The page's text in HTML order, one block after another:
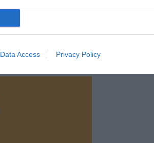
Data Access Privacy Policy